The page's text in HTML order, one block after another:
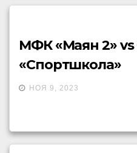
МФК «Маян 2»
«Спортшкола»
НОЯ 9, 2023